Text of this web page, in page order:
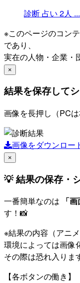
診断 占い 2人 ...
※このページのコン
であり、
実在の人物・企業・
×
結果を保存してシ
画像を長押し（PC
画像をダウンロー
×
💡 結果の保存・
一番簡単なのは 「
す！📸
※結果の内容（アニ
環境によっては画像
その際は恐れ入りま
【各ボタンの働き】